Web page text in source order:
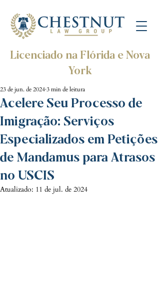
Licenciado na Flórida e Nova
York
Acelere Seu Processo de
Imigração: Serviços
Especializados em Petições
de Mandamus para Atrasos
no USCIS
23 de jun. de 20243 min de leitura
Atualizado: 11 de jul. de 2024